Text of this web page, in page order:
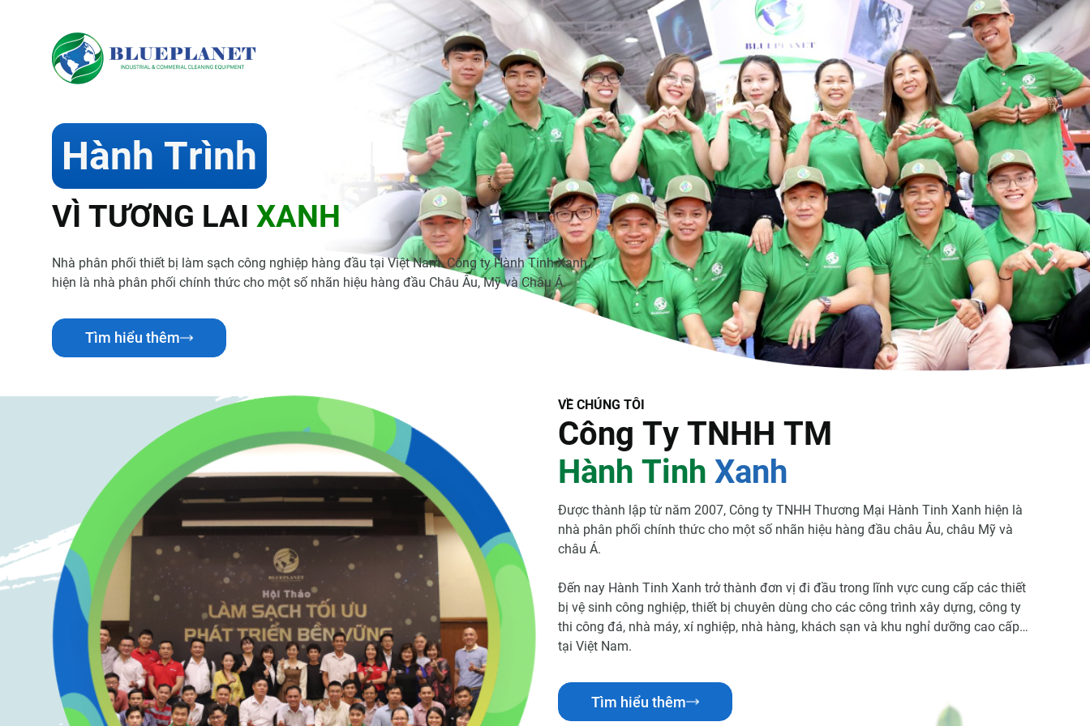
Trang chủ Giới thiệu Sản phẩm Tin tức Liên hệ VN EN Hotline
0983 528 578
Hành Trình
VÌ TƯƠNG LAI XANH
Nhà phân phối thiết bị làm sạch công nghiệp hàng đầu tại Việt Nam. Công ty Hành Tinh Xanh
hiện là nhà phân phối chính thức cho một số nhãn hiệu hàng đầu Châu Âu, Mỹ và Châu Á.
Tìm hiểu thêm
VỀ CH Ú NG TÔ
Công Ty TNHH TM
Hành Tinh Xanh
Được thành lập từ năm 2007, Công ty TNHH Thương Mại Hành Tinh Xanh hiện là
nhà phân phối chính thức cho một số nhãn hiệu hàng đầu châu Âu, châu Mỹ và
châu Á.
Đến nay Hành Tinh Xanh trở thành đơn vị đi đầu trong lĩnh vực cung cấp các thiết
bị vệ sinh công nghiệp, thiết bị chuyên dùng cho các công trình xây dựng, công ty
thi công đá, nhà máy, xí nghiệp, nhà hàng, khách sạn và khu nghỉ dưỡng cao cấp…
tại Việt Nam.
Tìm hiểu thêm